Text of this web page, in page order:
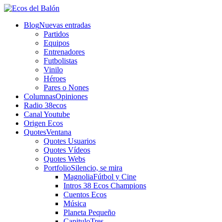
BlogNuevas entradas
Partidos
Equipos
Entrenadores
Futbolistas
Vinilo
Héroes
Pares o Nones
ColumnasOpiniones
Radio 38ecos
Canal Youtube
Origen Ecos
QuotesVentana
Quotes Usuarios
Quotes Vídeos
Quotes Webs
PortfolioSilencio, se mira
MagnoliaFútbol y Cine
Intros 38 Ecos Champions
Cuentos Ecos
Música
Planeta Pequeño